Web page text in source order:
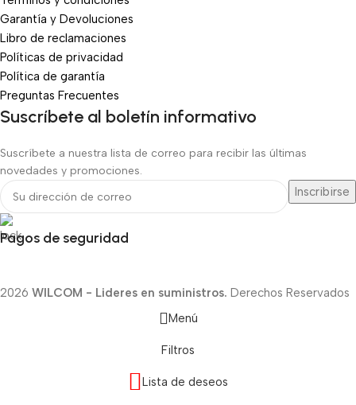
Garantía y Devoluciones
Libro de reclamaciones
Políticas de privacidad
Política de garantía
Preguntas Frecuentes
Suscríbete al boletín informativo
Suscríbete a nuestra lista de correo para recibir las últimas
novedades y promociones.
Pagos de seguridad
2026 WILCOM - Lideres en suministros. Derechos Reservados
Menú
Filtros
Lista de deseos